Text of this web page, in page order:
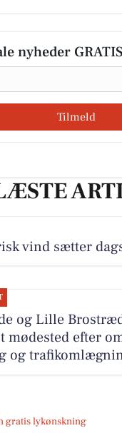
nyheder GRATIS
Tilmeld
vind sætter
og Lille
mødested efter
og
gratis lykønskning